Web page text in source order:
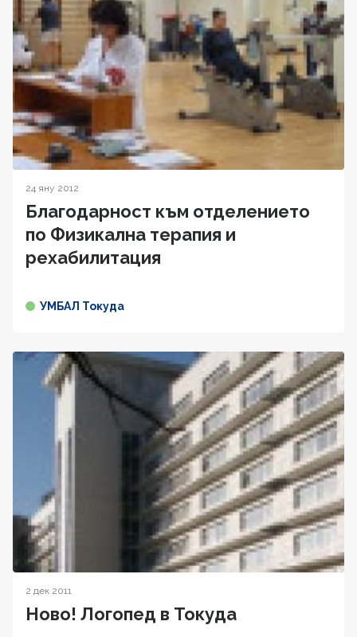
24 яну 2012
Благодарност към отделението
по Физикална терапия и
рехабилитация
УМБАЛ Токуда
2 дек 2011
Ново! Логопед в Токуда